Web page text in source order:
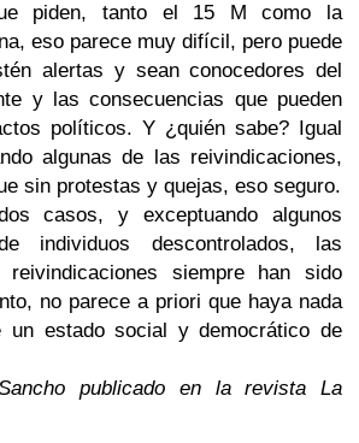
piden, tanto el 15 M como la
eso parece muy difícil, pero puede
alertas y sean conocedores del
y las consecuencias que pueden
políticos. Y ¿quién sabe? Igual
algunas de las reivindicaciones,
sin protestas y quejas, eso seguro.
casos, y exceptuando algunos
individuos descontrolados, las
reivindicaciones siempre han sido
no parece a priori que haya nada
un estado social y democrático de
publicado en la revista La